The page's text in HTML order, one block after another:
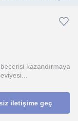
kazandırmaya
iletişime geç